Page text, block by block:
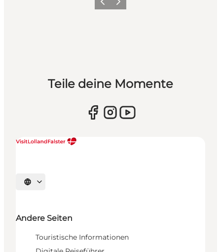
ZurückWeiter
Teile deine Momente
Sprache auswählen
Andere Seiten
Touristische Informationen